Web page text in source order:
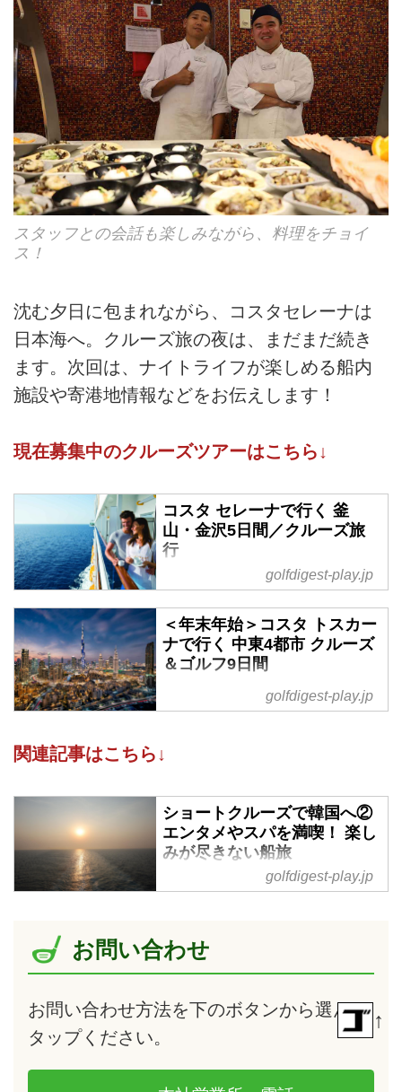
スタッフとの会話も楽しみながら、料理をチョイ
ス！
沈む夕日に包まれながら、コスタセレーナは
日本海へ。クルーズ旅の夜は、まだまだ続き
ます。次回は、ナイトライフが楽しめる船内
施設や寄港地情報などをお伝えします！
現在募集中のクルーズツアーはこちら↓
コスタ セレーナで行く 釜
山・金沢5日間／クルーズ旅
行
旅行代金／148,800円～168,800
旅行期間／2025年5月31日～6月4
日 現地参加 1名様より受付
催行確定
golfdigest-play.jp
＜年末年始＞コスタ トスカー
ナで行く 中東4都市 クルーズ
＆ゴルフ9日間
旅行代金／1,230,000円～
1,380,000円 燃油・諸税別途必
員同行 1名様より受付
golfdigest-play.jp
関連記事はこちら↓
ショートクルーズで韓国へ②
エンタメやスパを満喫！ 楽し
みが尽きない船旅
イタリア客船「コスタセレーナ」
介！ 「動くホテル」とも例えら
れるクルーズ船には、レストラン
様々な施設があり、洋上での時間
も飽きることがありません。しか
へ到着するので、タイムロスもな
し！ 効率的に旅が楽しめるの
golfdigest-play.jp
お問い合わせ
お問い合わせ方法を下のボタンから選んで
タップください。
↑